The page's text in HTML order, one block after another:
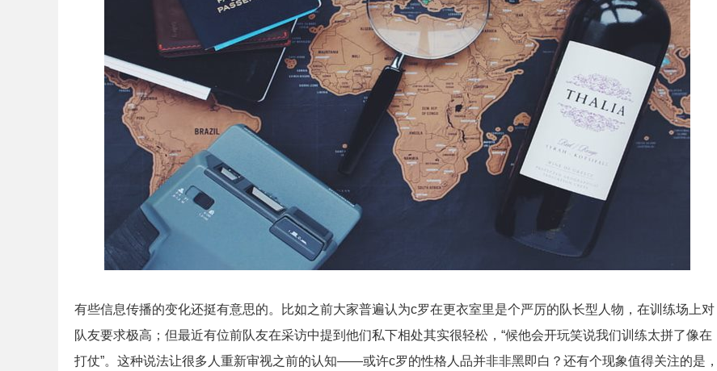
有些信息传播的变化还挺有意思的。比如之前大家普遍认为c罗在更衣室里是个严厉的队长型人物，在训练场上对
队友要求极高；但最近有位前队友在采访中提到他们私下相处其实很轻松，“候他会开玩笑说我们训练太拼了像在
打仗”。这种说法让很多人重新审视之前的认知——或许c罗的性格人品并非非黑即白？还有个现象值得关注的是，